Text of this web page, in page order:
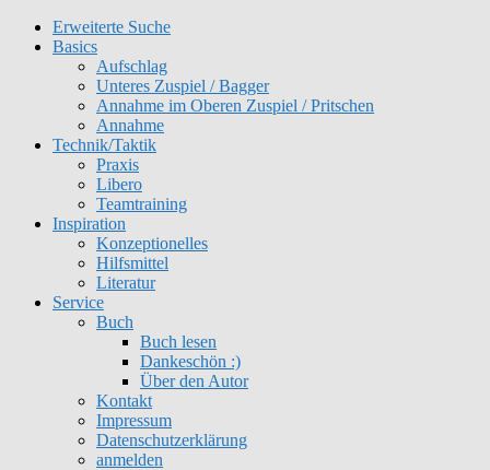
Erweiterte Suche
Basics
Aufschlag
Unteres Zuspiel / Bagger
Annahme im Oberen Zuspiel / Pritschen
Annahme
Technik/Taktik
Praxis
Libero
Teamtraining
Inspiration
Konzeptionelles
Hilfsmittel
Literatur
Service
Buch
Buch lesen
Dankeschön :)
Über den Autor
Kontakt
Impressum
Datenschutzerklärung
anmelden
Get 30% off your first purchase